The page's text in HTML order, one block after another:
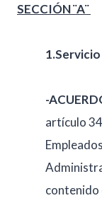
SECCIÓN ¨A¨
-
artículo
contenido